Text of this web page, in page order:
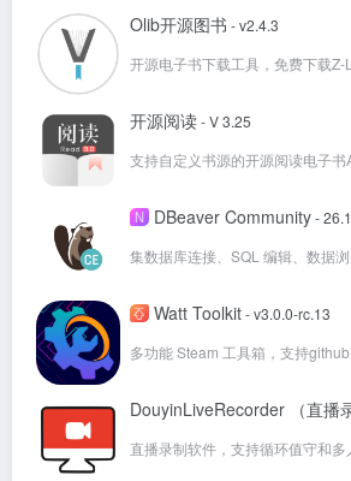
Olib开源图书 - v2.4.3
开源电子书下载工具，免费下载Z-
开源阅读- V 3.25
支持自定义书源的开源阅读电子书
N DBeaver Community-
Watt Toolkit- v3.0.0-rc.13
DouyinLiveRecorder （直播
直播录制软件，支持循环值守和多